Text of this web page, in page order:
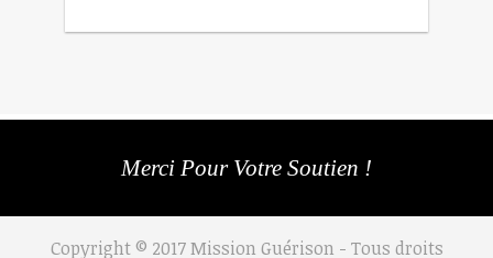
Merci Pour Votre Soutien !
Copyright © 2017 Mission Guérison - Tous droits